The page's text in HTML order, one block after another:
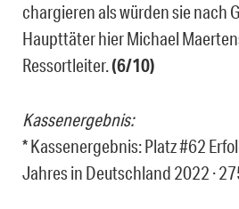
chargieren als würden sie nach
Haupttäter hier Michael
Ressortleiter.(6/10)
Kassenergebnis:
* Kassenergebnis: Platz #62
Jahres in Deutschland 2022 ·